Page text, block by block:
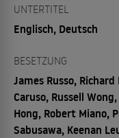
UNTERTITEL
Englisch, Deutsch
BESETZUNG
James Russo,
Caruso, Russell
Hong, Robert Miano,
Sabusawa, Keenan